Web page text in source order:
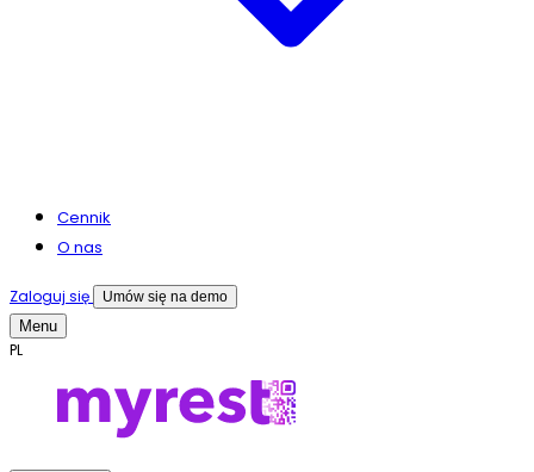
Cennik
O nas
Zaloguj się Umów się na demo
Menu
PL